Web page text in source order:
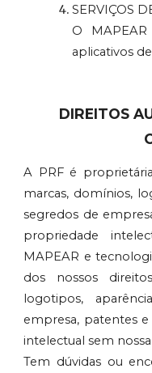
SERVIÇOS
O
aplicativos
DIREITOS
A PRF é
marcas, domínios,
segredos de
propriedade
MAPEAR e
dos nossos
logotipos,
empresa, patentes
intelectual sem
Tem dúvidas ou